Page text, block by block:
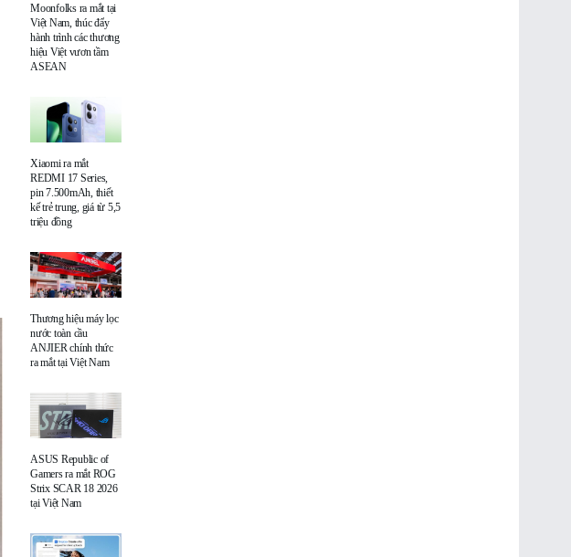
Moonfolks ra mắt tại
Việt Nam, thúc đẩy
hành trình các thương
hiệu Việt vươn tầm
ASEAN
Xiaomi ra mắt
REDMI 17 Series,
pin 7.500mAh, thiết
kế trẻ trung, giá từ 5,5
triệu đồng
Thương hiệu máy lọc
nước toàn cầu
ANJIER chính thức
ra mắt tại Việt Nam
ASUS Republic of
Gamers ra mắt ROG
Strix SCAR 18 2026
tại Việt Nam